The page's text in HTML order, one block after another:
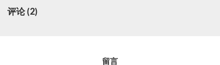
评论 (2)
留言